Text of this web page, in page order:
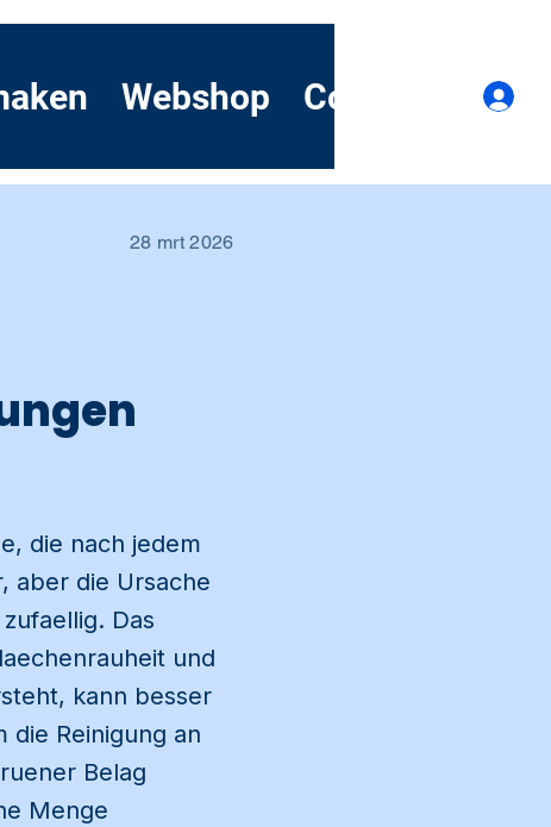
Webshop Contact
28 mrt 2026
die nach jedem
aber die Ursache
Das
und
kann besser
Reinigung an
Belag
Menge